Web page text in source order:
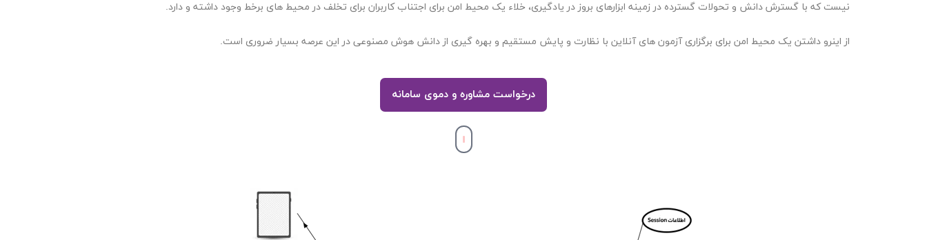
نیست که با گسترش دانش و تحولات گسترده در زمینه ابزارهای بروز در یادگیری، خلاء یک محیط امن برای اجتناب کاربران برای تخلف در محیط های برخط وجود داشته و دارد.
از اینرو داشتن یک محیط امن برای برگزاری آزمون های آنلاین با نظارت و پایش مستقیم و بهره گیری از دانش هوش مصنوعی در این عرصه بسیار ضروری است.
درخواست مشاوره و دموی سامانه